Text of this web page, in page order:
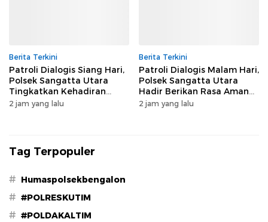
Berita Terkini
Patroli Dialogis Siang Hari,
Polsek Sangatta Utara
Tingkatkan Kehadiran
Polisi di Tengah Aktivitas
2 jam yang lalu
Berita Terkini
Patroli Dialogis Malam Hari,
Polsek Sangatta Utara
Hadir Berikan Rasa Aman
kepada Masyarakat
2 jam yang lalu
Tag Terpopuler
# Humaspolsekbengalon
# #POLRESKUTIM
# #POLDAKALTIM